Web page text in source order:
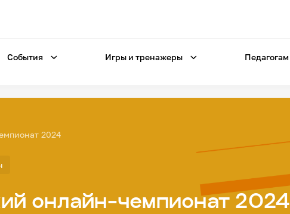
События Игры и тренажеры Педагогам
2024
онлайн-чемпионат 2024